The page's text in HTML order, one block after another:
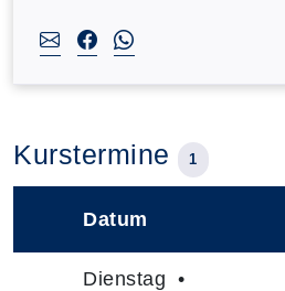
Kurstermine 1
Datum
Dienstag •